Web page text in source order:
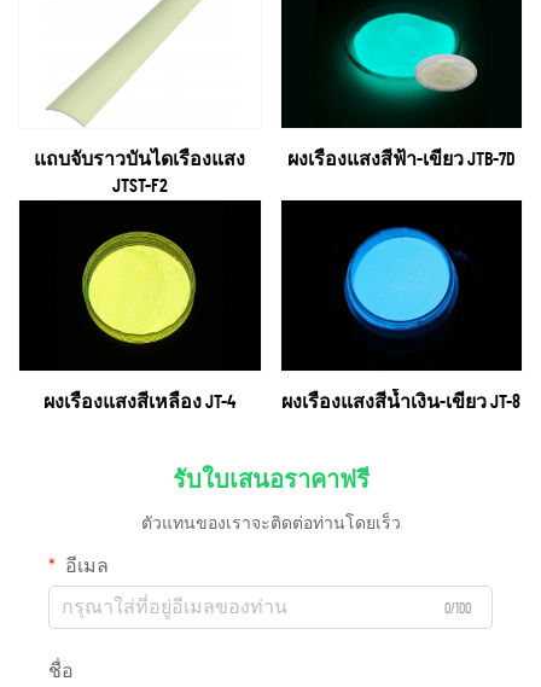
แถบจับราวบันไดเรืองแสง
JTST-F2
ผงเรืองแสงสีฟ้า-เขียว JTB-7D
ผงเรืองแสงสีเหลือง JT-4 ผงเรืองแสงสีน้ำเงิน-เขียว JT-8
รับใบเสนอราคาฟรี
ตัวแทนของเราจะติดต่อท่านโดยเร็ว
อีเมล
0/100
ชื่อ